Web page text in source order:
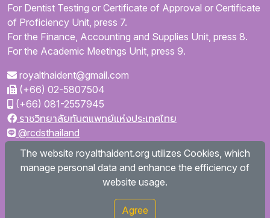
For Dentist Testing or Certificate of Approval or Certificate
of Proficiency Unit, press 7.
For the Finance, Accounting and Supplies Unit, press 8.
For the Academic Meetings Unit, press 9.
royalthaident@gmail.com
(+66) 02-5807504
(+66) 081-2557945
ราชวิทยาลัยทันตแพทย์แห่งประเทศไทย
@rcdsthailand
royalthaident
Royal College of Dental Surgeons of Thailand
royalthaident.org All rights reserved
The website royalthaident.org utilizes Cookies, which
manage personal data and enhance the efficiency of
website usage.
Agree